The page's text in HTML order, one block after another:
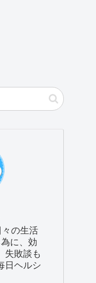
の生活
に、効
失敗談も
日ヘルシ